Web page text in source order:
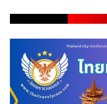
. . . . . .